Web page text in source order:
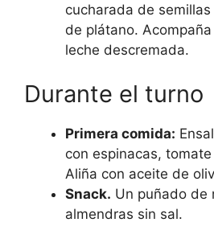
cucharada de
de plátano.
leche descremada.
Durante el turno
Primera comida:
con espinacas,
Aliña con aceite de
Snack. Un puñado de
almendras sin sal.